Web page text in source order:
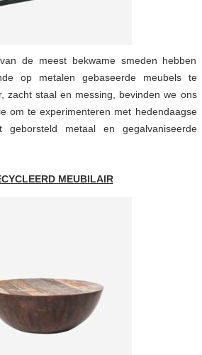
de meest bekwame smeden hebben
op metalen gebaseerde meubels te
zacht staal en messing, bevinden we ons
om te experimenteren met hedendaagse
geborsteld metaal en gegalvaniseerde
MEUBILAIR